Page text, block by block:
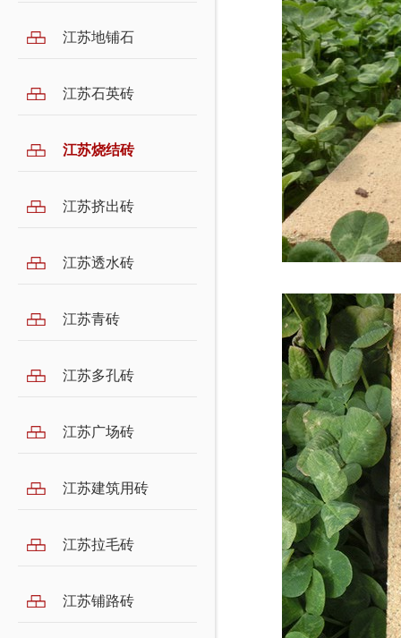
江苏地铺石
江苏石英砖
江苏烧结砖
江苏挤出砖
江苏透水砖
江苏青砖
江苏多孔砖
江苏广场砖
江苏建筑用砖
江苏拉毛砖
江苏铺路砖